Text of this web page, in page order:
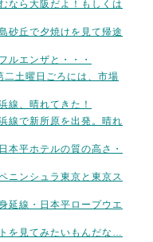
なら大阪だよ！もしくは
砂丘で夕焼けを見て帰途
ルエンザと・・・
二土曜日ごろには、市場
線、晴れてきた！
線で新所原を出発。晴れ
平ホテルの質の高さ・
ニンシュラ東京と東京ス
延線・日本平ロープウエ
を見てみたいもんだな…